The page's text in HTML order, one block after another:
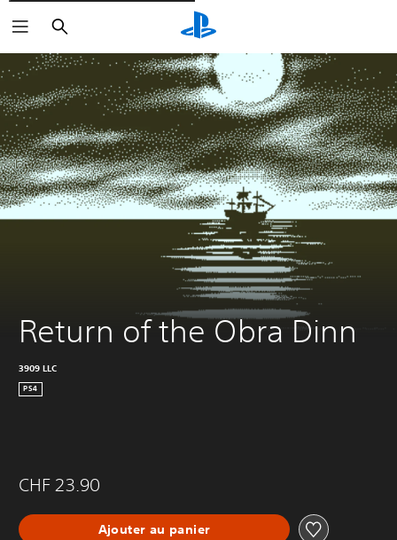
Rechercher
Return of the Obra Dinn
3909 LLC
PS4
CHF 23.90
Ajouter au panier